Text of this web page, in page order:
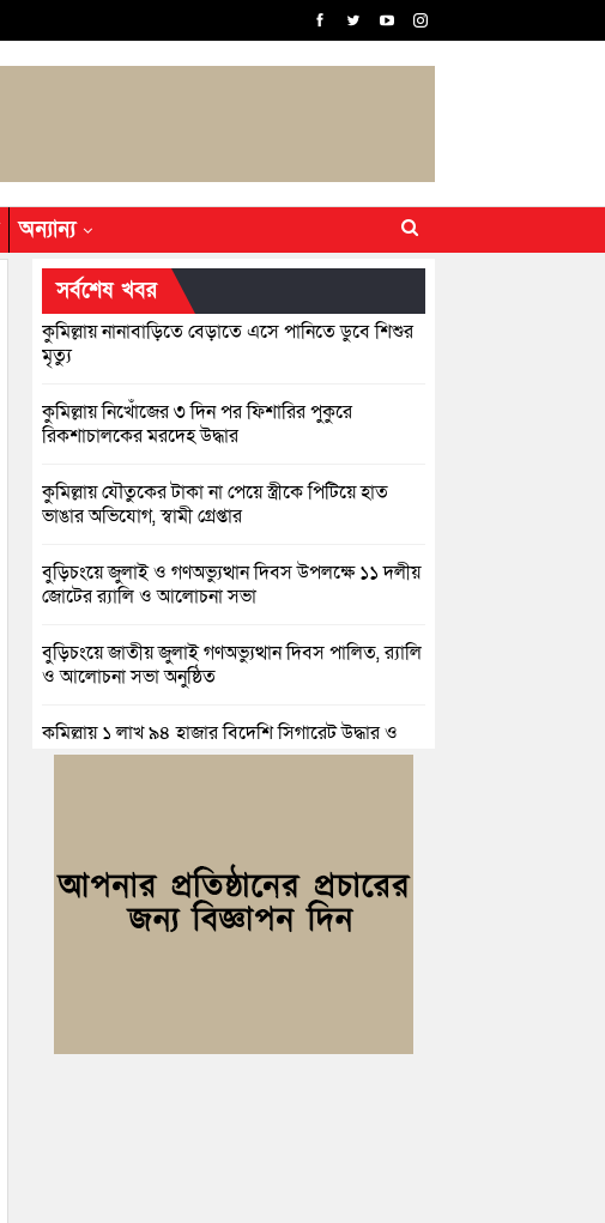
অন্যান্য
সর্বশেষ খবর
কুমিল্লায় নানাবাড়িতে বেড়াতে এসে পানিতে ডুবে শিশুর
মৃত্যু
কুমিল্লায় নিখোঁজের ৩ দিন পর ফিশারির পুকুরে
রিকশাচালকের মরদেহ উদ্ধার
কুমিল্লায় যৌতুকের টাকা না পেয়ে স্ত্রীকে পিটিয়ে হাত
ভাঙার অভিযোগ, স্বামী গ্রেপ্তার
বুড়িচংয়ে জুলাই ও গণঅভ্যুত্থান দিবস উপলক্ষে ১১ দলীয়
জোটের র‍্যালি ও আলোচনা সভা
বুড়িচংয়ে জাতীয় জুলাই গণঅভ্যুত্থান দিবস পালিত, র‍্যালি
ও আলোচনা সভা অনুষ্ঠিত
কুমিল্লায় ১ লাখ ৯৪ হাজার বিদেশি সিগারেট উদ্ধার ও
গাঁজাসহ মাদক কারবারি গ্রেপ্তার
বুড়িচংয়ে অতিথি পাখির আবাসস্থল সংরক্ষণে প্রশাসনের
উদ্যোগ; ৯ সদস্যের কমিটি গঠন
নিমসার জুনাব আলী ডিগ্রি কলেজ ছাত্রদলের কমিটি